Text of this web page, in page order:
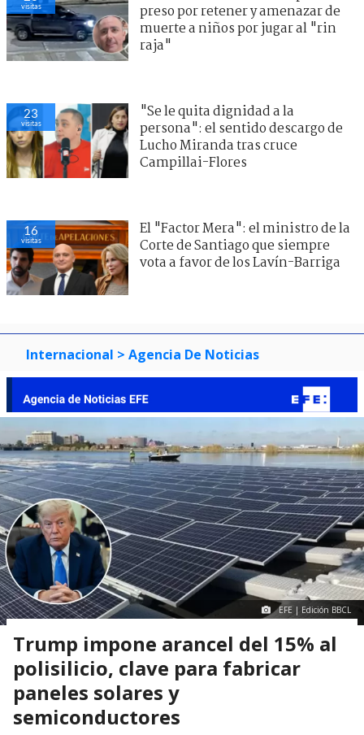
visitas
preso por retener y amenazar de
muerte a niños por jugar al "rin
raja"
23
visitas
"Se le quita dignidad a la
persona": el sentido descargo de
Lucho Miranda tras cruce
Campillai-Flores
16
visitas
El "Factor Mera": el ministro de la
Corte de Santiago que siempre
vota a favor de los Lavín-Barriga
Internacional > Agencia De Noticias
EFE | Edición BBCL
Trump impone arancel del 15% al
polisilicio, clave para fabricar
paneles solares y
semiconductores